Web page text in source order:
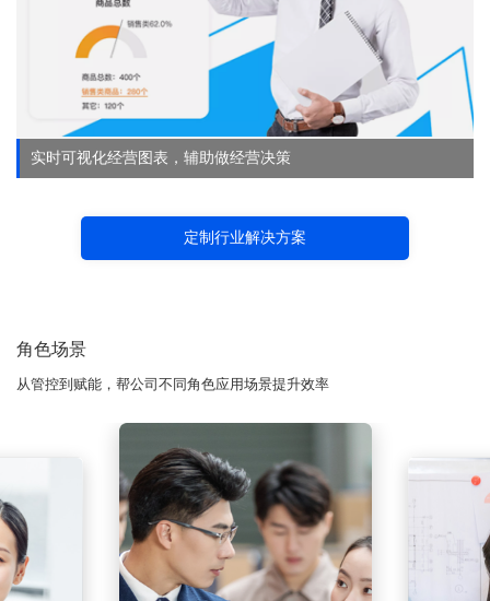
实时可视化经营图表，辅助做经营决策
定制行业解决方案
角色场景
从管控到赋能，帮公司不同角色应用场景提升效率